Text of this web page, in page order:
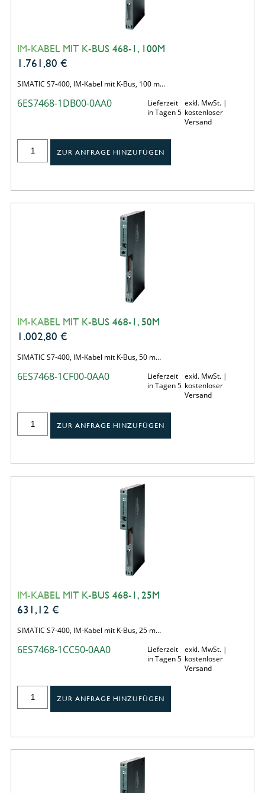
IM-KABEL MIT K-BUS 468-1, 100M
1.761,80 €
SIMATIC S7-400, IM-Kabel mit K-Bus, 100 m…
6ES7468-1DB00-0AA0
Lieferzeit
in Tagen 5
exkl. MwSt. |
kostenloser
Versand
ZUR ANFRAGE HINZUFÜGEN
IM-KABEL MIT K-BUS 468-1, 50M
1.002,80 €
SIMATIC S7-400, IM-Kabel mit K-Bus, 50 m…
6ES7468-1CF00-0AA0
Lieferzeit
in Tagen 5
exkl. MwSt. |
kostenloser
Versand
ZUR ANFRAGE HINZUFÜGEN
IM-KABEL MIT K-BUS 468-1, 25M
631,12 €
SIMATIC S7-400, IM-Kabel mit K-Bus, 25 m…
6ES7468-1CC50-0AA0
Lieferzeit
in Tagen 5
exkl. MwSt. |
kostenloser
Versand
ZUR ANFRAGE HINZUFÜGEN